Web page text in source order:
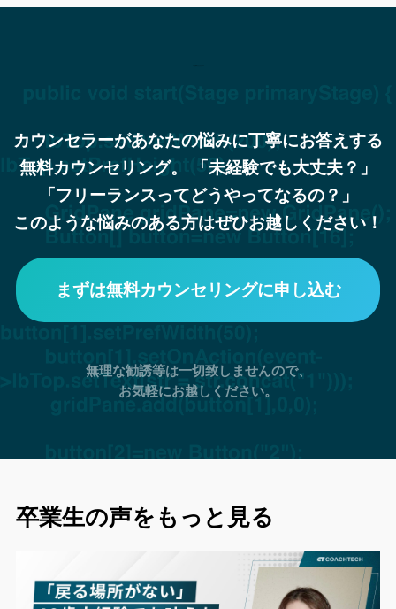
カウンセラーがあなたの悩みに丁寧にお答えする
無料カウンセリング。
「未経験でも大丈夫？」
「フリーランスってどうやってなるの？」
このような悩みのある方はぜひお越しください！
まずは無料カウンセリングに申し込む
無理な勧誘等は一切致しませんので、
お気軽にお越しください。
卒業生の声をもっと見る